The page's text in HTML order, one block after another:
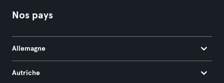
Nos pays
Allemagne
Autriche